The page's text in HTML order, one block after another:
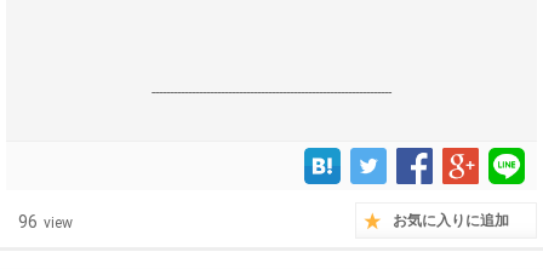
------------------------------------------------------------------
96 view お気に入りに追加